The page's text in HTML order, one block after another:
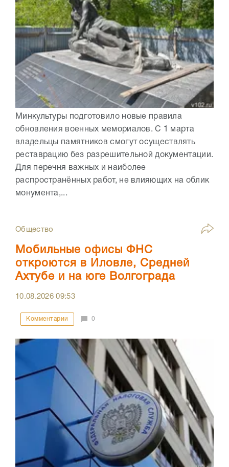
Минкультуры подготовило новые правила
обновления военных мемориалов. С 1 марта
владельцы памятников смогут осуществлять
реставрацию без разрешительной документации.
Для перечня важных и наиболее
распространённых работ, не влияющих на облик
монумента,...
Общество
Мобильные офисы ФНС
откроются в Иловле, Средней
Ахтубе и на юге Волгограда
10.08.202609:53
Комментарии 0